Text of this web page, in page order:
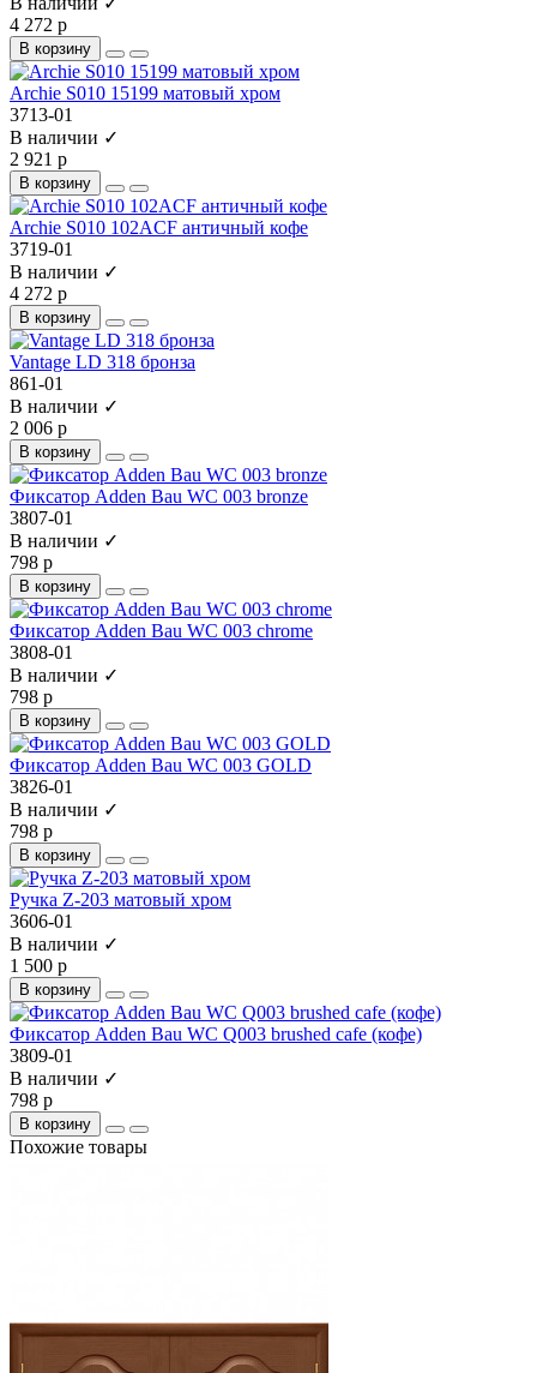
4 272 р
В корзину
Archie S010 15199 матовый хром
3713-01
В наличии ✓
2 921 р
В корзину
Archie S010 102ACF античный кофе
3719-01
В наличии ✓
4 272 р
В корзину
Vantage LD 318 бронза
861-01
В наличии ✓
2 006 р
В корзину
Фиксатор Adden Bau WC 003 bronze
3807-01
В наличии ✓
798 р
В корзину
Фиксатор Adden Bau WC 003 chrome
3808-01
В наличии ✓
798 р
В корзину
Фиксатор Adden Bau WC 003 GOLD
3826-01
В наличии ✓
798 р
В корзину
Ручка Z-203 матовый хром
3606-01
В наличии ✓
1 500 р
В корзину
Фиксатор Adden Bau WC Q003 brushed cafe (кофе)
3809-01
В наличии ✓
798 р
В корзину
Похожие товары